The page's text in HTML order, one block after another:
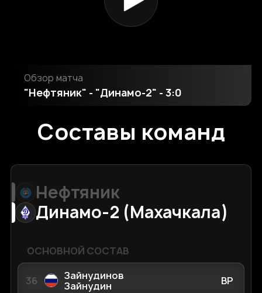
Обзор матча
"Нефтяник" - "Динамо-2" - 3:0
Составы команд
Нефтяник
Динамо-2 (Махачкала)
ОСНОВНОЙ СОСТАВ
36
Зайнудинов
Зайнудин
ВР